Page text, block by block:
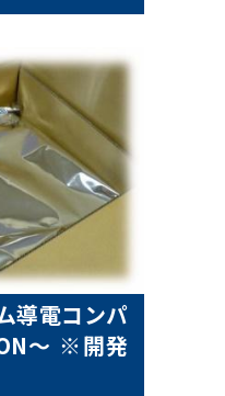
導電コンパ
～ ※開発